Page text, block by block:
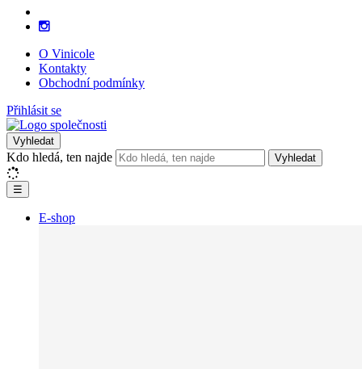
O Vinicole
Kontakty
Obchodní podmínky
Přihlásit se
Vyhledat
Kdo hledá, ten najde Vyhledat
☰
E-shop